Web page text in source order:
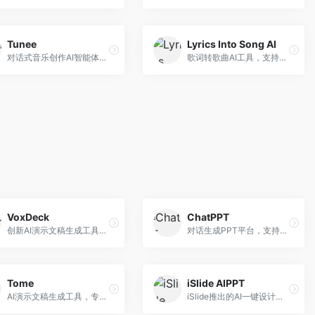
Tunee
对话式音乐创作AI智能体，支持自然语言交互创作。面向音乐爱好者，通过对话方式完成音乐创作，交互体验友好，创作过程直观。
Lyrics Into Song AI
歌词转歌曲AI工具，支持将歌词转化为完整歌曲。面向歌词创作者和音乐爱好者，提供歌词谱曲、编曲制作等服务，歌词音乐化效率高。
VoxDeck
创新AI演示文稿生成工具，支持语音交互创作。面向职场人士，支持语音输入、PPT生成、内容优化等功能，语音创作体验便捷。
ChatPPT
对话生成PPT平台，支持自然语言交互创作。面向职场人士和教育工作者，通过对话方式完成PPT制作，交互体验友好，创作过程直观。
Tome
AI演示文稿生成工具，专注于故事化演示创作。面向创业者和营销人员，提供故事叙述、视觉设计、内容生成等服务，演示文稿叙事性强。
iSlide AIPPT
iSlide推出的AI一键设计精美PPT工具。面向PPT设计用户，提供模板库、内容生成、设计优化等服务，与iSlide插件深度整合。